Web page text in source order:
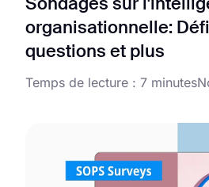
Sondages sur
organisationnelle:
questions et plus
Temps de lecture : 7 minutes